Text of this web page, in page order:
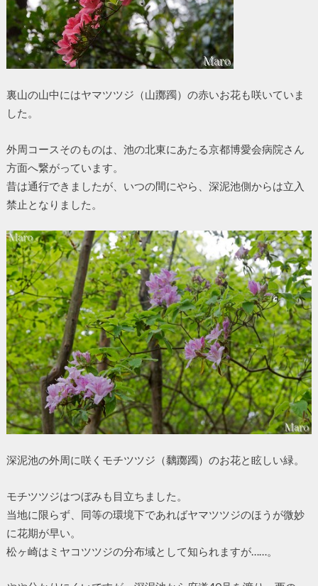
裏山の山中にはヤマツツジ（山躑躅）の赤いお花も咲いていま
した。
外周コースそのものは、池の北東にあたる京都博愛会病院さん
方面へ繋がっています。
昔は通行できましたが、いつの間にやら、深泥池側からは立入
禁止となりました。
深泥池の外周に咲くモチツツジ（黐躑躅）のお花と眩しい緑。
モチツツジはつぼみも目立ちました。
当地に限らず、同等の環境下であればヤマツツジのほうが微妙
に花期が早い。
松ヶ崎はミヤコツツジの分布域として知られますが……。